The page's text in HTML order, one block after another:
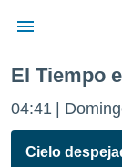
de
por
El Tiempo
04:41
Cielo